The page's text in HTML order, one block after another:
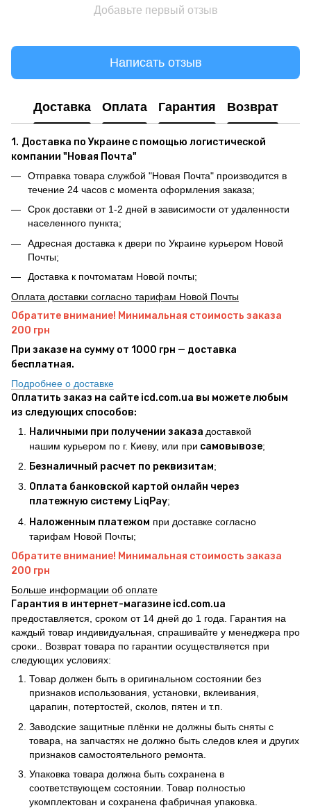
Добавьте первый отзыв
Написать отзыв
Доставка Оплата Гарантия Возврат
1. Доставка по Украине с помощью логистической
компании "Новая Почта"
Отправка товара службой "Новая Почта" производится в
течение 24 часов с момента оформления заказа;
Срок доставки от 1-2 дней в зависимости от удаленности
населенного пункта;
Адресная доставка к двери по Украине курьером Новой
Почты;
Доставка к почтоматам Новой почты;
Оплата доставки согласно тарифам Новой Почты
Обратите внимание! Минимальная стоимость заказа
200 грн
При заказе на сумму от 1000 грн — доставка
бесплатная.
Подробнее о доставке
Оплатить заказ на сайте icd.com.ua вы можете любым
из следующих способов:
Наличными при получении заказа доставкой
нашим курьером по г. Киеву, или при самовывозе;
Безналичный расчет по реквизитам;
Оплата банковской картой онлайн через
платежную систему LiqPay;
Наложенным платежом при доставке согласно
тарифам Новой Почты;
Обратите внимание! Минимальная стоимость заказа
200 грн
Больше информации об оплате
Гарантия в интернет-магазине icd.com.ua
предоставляется, сроком от 14 дней до 1 года. Гарантия на
каждый товар индивидуальная, спрашивайте у менеджера про
сроки.. Возврат товара по гарантии осуществляется при
следующих условиях:
Товар должен быть в оригинальном состоянии без
признаков использования, установки, вклеивания,
царапин, потертостей, сколов, пятен и т.п.
Заводские защитные плёнки не должны быть сняты с
товара, на запчастях не должно быть следов клея и других
признаков самостоятельного ремонта.
Упаковка товара должна быть сохранена в
соответствующем состоянии. Товар полностью
укомплектован и сохранена фабричная упаковка.